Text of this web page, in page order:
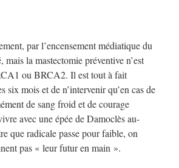
par l’encensement médiatique du
la mastectomie préventive n’est
ou BRCA2. Il est tout à fait
mois et de n’intervenir qu’en cas de
de sang froid et de courage
avec une épée de Damoclès au-
que radicale passe pour faible, on
pas « leur futur en main ».